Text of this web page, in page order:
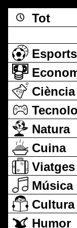
Tot
Esports
Ciència
Natura
Cuina
Viatges
Música
Cultura
Humor